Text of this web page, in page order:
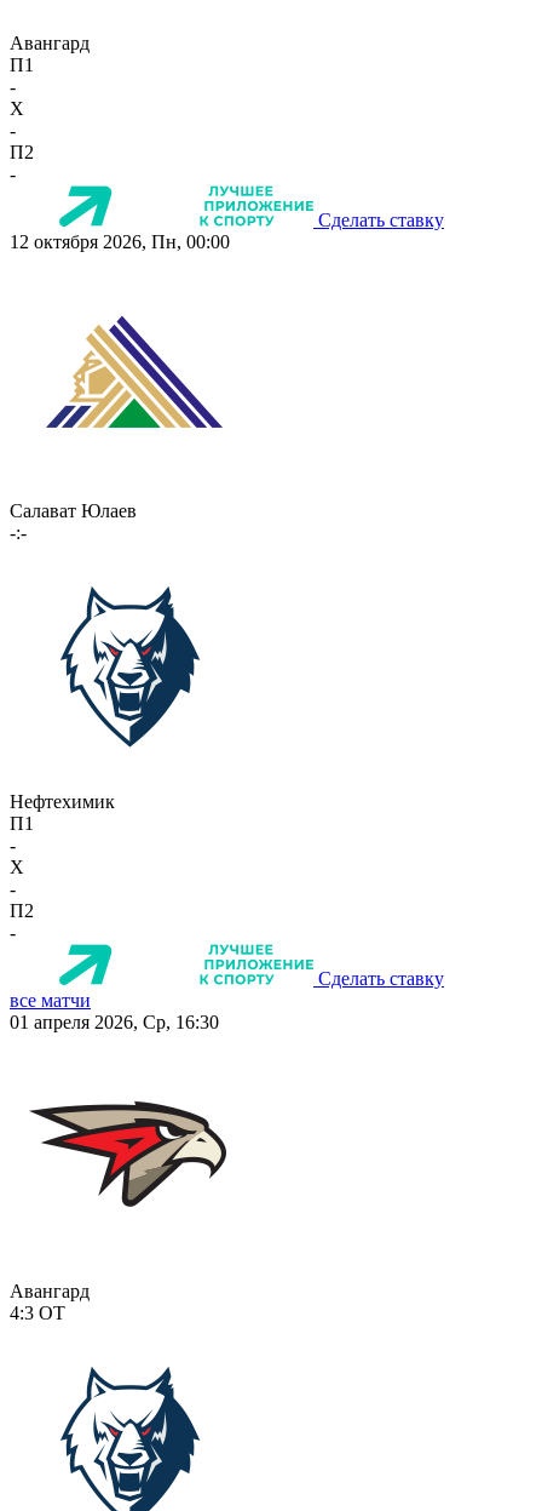
Авангард
П1
-
X
-
П2
-
Сделать ставку
12 октября 2026, Пн, 00:00
Салават Юлаев
-:-
Нефтехимик
П1
-
X
-
П2
-
Сделать ставку
все матчи
01 апреля 2026, Ср, 16:30
Авангард
4:3 ОТ